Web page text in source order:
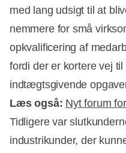
med lang udsigt til at
nemmere for små
opkvalificering af
fordi der er kortere vej
indtægtsgivende
Læs også: Nyt forum
Tidligere var
industrikunder, der